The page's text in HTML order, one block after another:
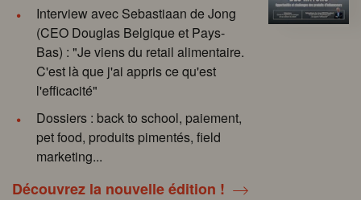
Interview avec Sebastiaan de Jong
(CEO Douglas Belgique et Pays-
Bas) : "Je viens du retail alimentaire.
C'est là que j'ai appris ce qu'est
l'efficacité"
Dossiers : back to school, paiement,
pet food, produits pimentés, field
marketing...
Découvrez la nouvelle édition !